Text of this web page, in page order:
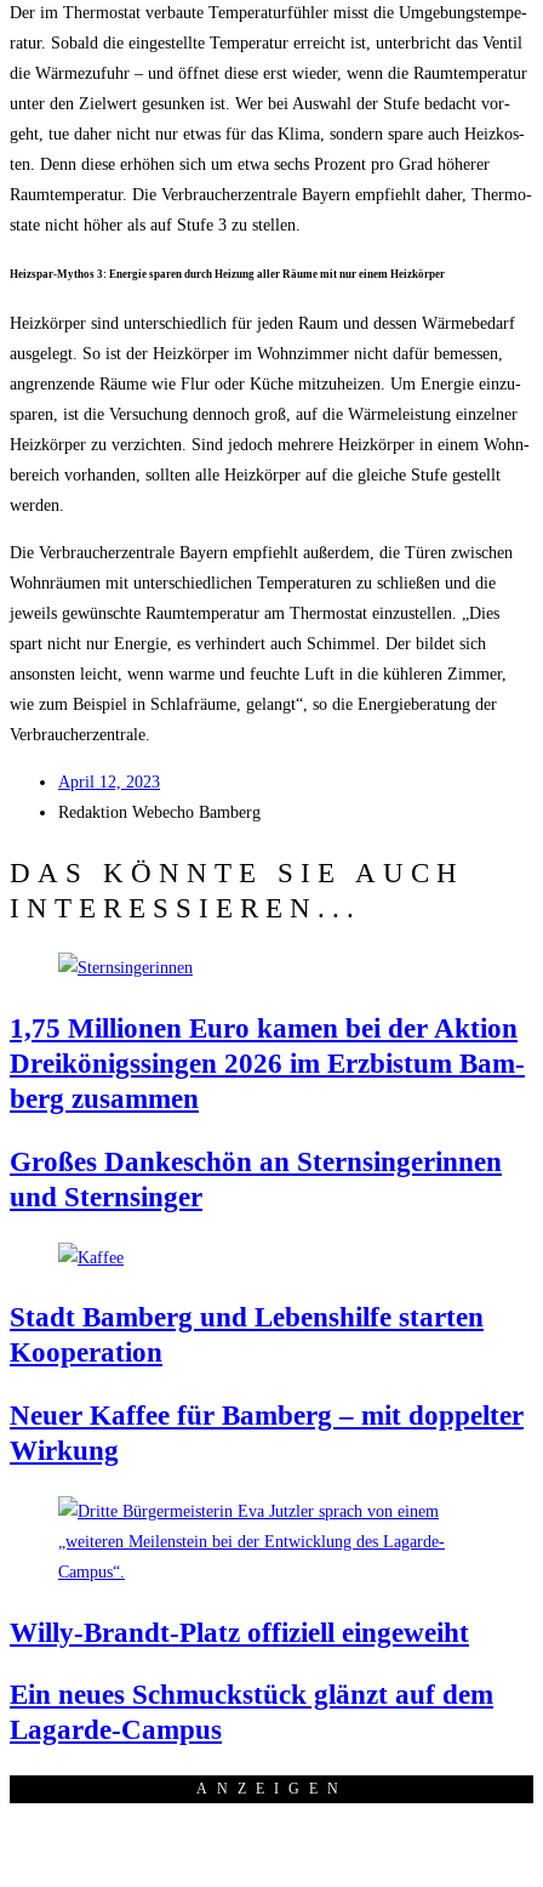
Der im Ther­mo­stat ver­bau­te Tem­pe­ra­tur­füh­ler misst die Umge­bungs­tem­pe­
ra­tur. Sobald die ein­ge­stell­te Tem­pe­ra­tur erreicht ist, unter­bricht das Ven­til
die Wär­me­zu­fuhr – und öff­net die­se erst wie­der, wenn die Raum­tem­pe­ra­tur
unter den Ziel­wert gesun­ken ist. Wer bei Aus­wahl der Stu­fe bedacht vor­
geht, tue daher nicht nur etwas für das Kli­ma, son­dern spa­re auch Heiz­kos­
ten. Denn die­se erhö­hen sich um etwa sechs Pro­zent pro Grad höhe­rer
Raum­tem­pe­ra­tur. Die Ver­brau­cher­zen­tra­le Bay­ern emp­fiehlt daher, Ther­mo­
sta­te nicht höher als auf Stu­fe 3 zu stellen.
Heiz­spar-Mythos 3: Ener­gie spa­ren durch Hei­zung aller Räu­me mit nur einem Heizkörper
Heiz­kör­per sind unter­schied­lich für jeden Raum und des­sen Wär­me­be­darf
aus­ge­legt. So ist der Heiz­kör­per im Wohn­zim­mer nicht dafür bemes­sen,
angren­zen­de Räu­me wie Flur oder Küche mit­zu­hei­zen. Um Ener­gie ein­zu­
spa­ren, ist die Ver­su­chung den­noch groß, auf die Wär­me­leis­tung ein­zel­ner
Heiz­kör­per zu ver­zich­ten. Sind jedoch meh­re­re Heiz­kör­per in einem Wohn­
be­reich vor­han­den, soll­ten alle Heiz­kör­per auf die glei­che Stu­fe gestellt
werden.
Die Ver­brau­cher­zen­tra­le Bay­ern emp­fiehlt außer­dem, die Türen zwi­schen
Wohn­räu­men mit unter­schied­li­chen Tem­pe­ra­tu­ren zu schlie­ßen und die
jeweils gewünsch­te Raum­tem­pe­ra­tur am Ther­mo­stat ein­zu­stel­len. „Dies
spart nicht nur Ener­gie, es ver­hin­dert auch Schim­mel. Der bil­det sich
ansons­ten leicht, wenn war­me und feuch­te Luft in die küh­le­ren Zim­mer,
wie zum Bei­spiel in Schlaf­räu­me, gelangt“, so die Ener­gie­be­ra­tung der
Verbraucherzentrale.
April 12, 2023
Redak­ti­on Web­echo Bamberg
DAS KÖNNTE SIE AUCH
INTERESSIEREN...
1,75 Mil­lio­nen Euro kamen bei der Akti­on
Drei­kö­nigs­sin­gen 2026 im Erz­bis­tum Bam­
berg zusammen
Gro­ßes Dan­ke­schön an Stern­sin­ge­rin­nen
und Sternsinger
Stadt Bam­berg und Lebens­hil­fe star­ten
Kooperation
Neu­er Kaf­fee für Bam­berg – mit dop­pel­ter
Wirkung
Wil­ly-Brandt-Platz offi­zi­ell eingeweiht
Ein neu­es Schmuck­stück glänzt auf dem
Lagarde-Campus
ANZEI­GEN